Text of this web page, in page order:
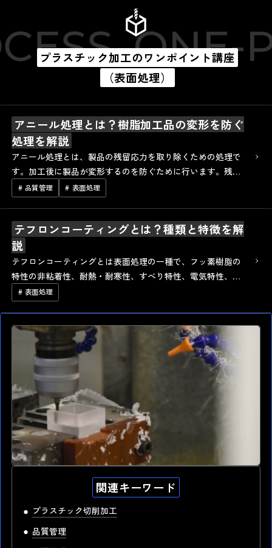
ONE-
プラスチック加工のワンポイント講座
（表面処理）
アニール処理とは？樹脂加工品の変形を防ぐ
処理を解説
アニール処理とは、製品の残留応力を取り除くための処理で
す。加工後に製品が変形するのを防ぐために行います。残留
応力が残ったままの製品は、歪みや割れが発生することがあ
ります。これは、外力や溶剤に触れて脆弱…
# 品質管理 # 表面処理
テフロンコーティングとは？種類と特徴を解
説
テフロンコーティングとは表面処理の一種で、フッ素樹脂の
特性の非粘着性、耐熱・耐寒性、すべり特性、電気特性、耐
摩耗性、耐薬品性、耐蝕性、非濡性などの物性を付与しま
す。用途としては、ボルトやナット、ベアリ…
# 表面処理
高精度 切削加工
最短納期1.0日 短納期出荷
湯本電機の強み
関連キーワード
プラスチック切削加工
品質管理